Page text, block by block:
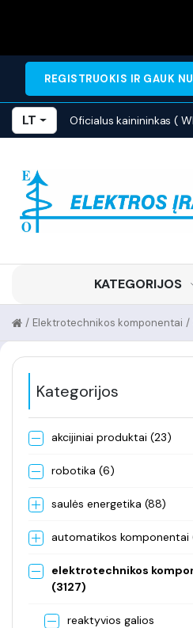
REGISTRUOKIS IR GAUK
LT Oficialus kainininkas (
KATEGORIJOS
/
Elektrotechnikos komponentai
/
Kategorijos
akcijiniai produktai (23)
robotika (6)
saulės energetika (88)
automatikos komponentai
elektrotechnikos
(3127)
reaktyvios galios